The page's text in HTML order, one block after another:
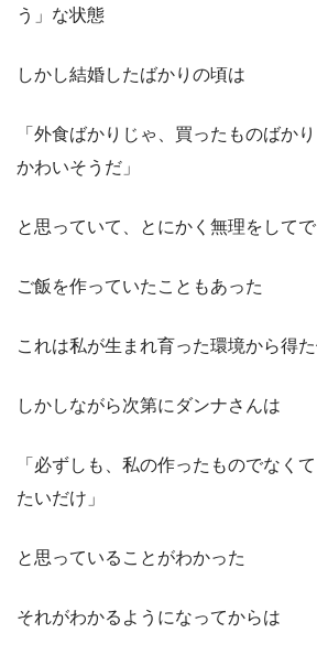
う」な状態
しかし結婚したばかりの頃は
「外食ばかりじゃ、買ったものばか
かわいそうだ」
と思っていて、とにかく無理をして
ご飯を作っていたこともあった
これは私が生まれ育った環境から得
しかしながら次第にダンナさんは
「必ずしも、私の作ったものでなく
たいだけ」
と思っていることがわかった
それがわかるようになってからは